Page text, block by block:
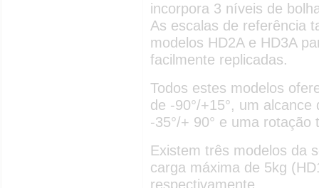
incorpora 3 níveis de
As escalas de referência
modelos HD2A e HD3A
facilmente replicadas.
Todos estes modelos
de -90°/+15°, um
-35°/+ 90° e uma rotação
Existem três modelos da
carga máxima de 5kg
respectivamente.